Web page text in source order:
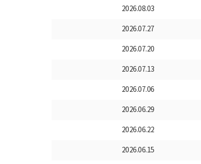
2026.08.03
2026.07.27
2026.07.20
2026.07.13
2026.07.06
2026.06.29
2026.06.22
2026.06.15